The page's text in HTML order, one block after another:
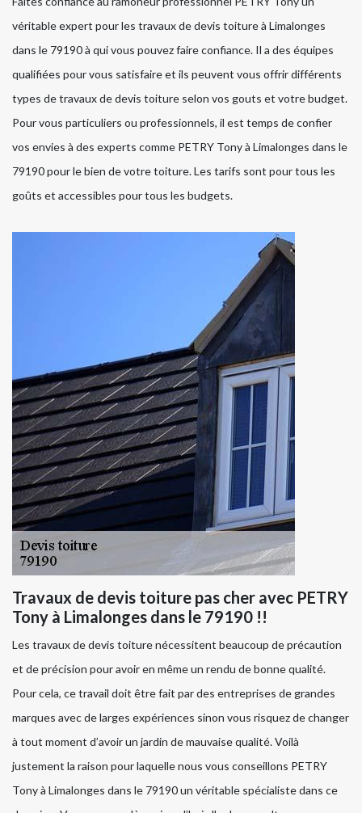
véritable expert pour les travaux de devis toiture à Limalonges
dans le 79190 à qui vous pouvez faire confiance. Il a des équipes
qualifiées pour vous satisfaire et ils peuvent vous offrir différents
types de travaux de devis toiture selon vos gouts et votre budget.
Pour vous particuliers ou professionnels, il est temps de confier
vos envies à des experts comme PETRY Tony à Limalonges dans le
79190 pour le bien de votre toiture. Les tarifs sont pour tous les
goûts et accessibles pour tous les budgets.
Travaux de devis toiture pas cher avec PETRY
Tony à Limalonges dans le 79190 !!
Les travaux de devis toiture nécessitent beaucoup de précaution
et de précision pour avoir en même un rendu de bonne qualité.
Pour cela, ce travail doit être fait par des entreprises de grandes
marques avec de larges expériences sinon vous risquez de changer
à tout moment d’avoir un jardin de mauvaise qualité. Voilà
justement la raison pour laquelle nous vous conseillons PETRY
Tony à Limalonges dans le 79190 un véritable spécialiste dans ce